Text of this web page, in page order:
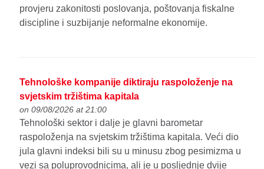
provjeru zakonitosti poslovanja, poštovanja fiskalne
discipline i suzbijanje neformalne ekonomije.
Tehnološke kompanije diktiraju raspoloženje na
svjetskim tržištima kapitala
on 09/08/2026 at 21:00
Tehnološki sektor i dalje je glavni barometar
raspoloženja na svjetskim tržištima kapitala. Veći dio
jula glavni indeksi bili su u minusu zbog pesimizma u
vezi sa poluprovodnicima, ali je u posljednje dvije